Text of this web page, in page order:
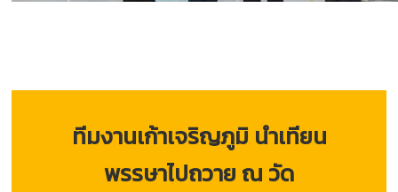
ทีมงานเก้าเจริญภูมิ นำเทียน
พรรษาไปถวาย ณ วัด